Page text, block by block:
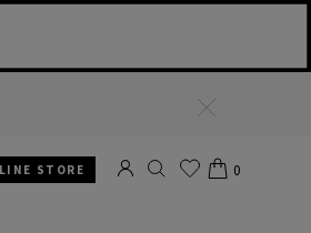
る
STORE 0